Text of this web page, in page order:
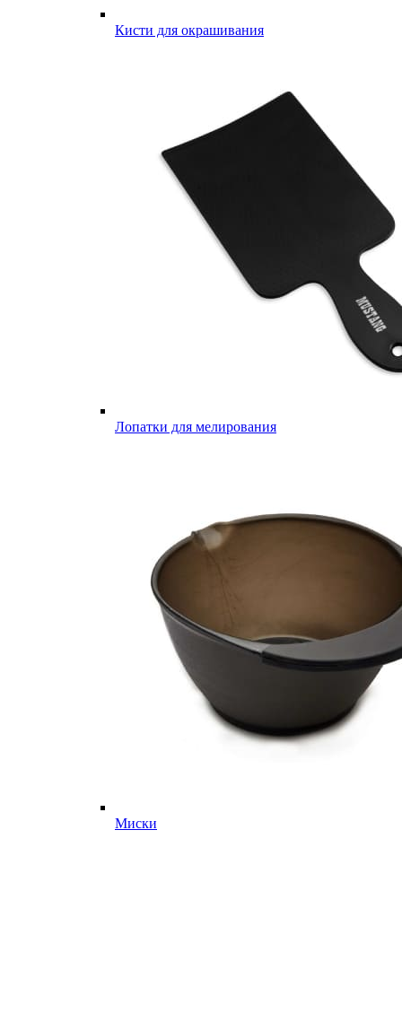
Кисти для окрашивания
Лопатки для мелирования
Миски